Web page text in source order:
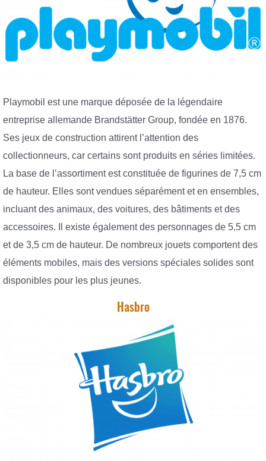
Playmobil est une marque déposée de la légendaire
entreprise allemande Brandstätter Group, fondée en 1876.
Ses jeux de construction attirent l’attention des
collectionneurs, car certains sont produits en séries limitées.
La base de l’assortiment est constituée de figurines de 7,5 cm
de hauteur. Elles sont vendues séparément et en ensembles,
incluant des animaux, des voitures, des bâtiments et des
accessoires. Il existe également des personnages de 5,5 cm
et de 3,5 cm de hauteur. De nombreux jouets comportent des
éléments mobiles, mais des versions spéciales solides sont
disponibles pour les plus jeunes.
Hasbro